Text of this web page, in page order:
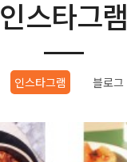
인스타그램
인스타그램 블로그